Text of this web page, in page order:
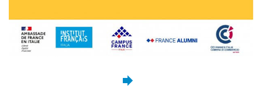
Come sostenere
I Vantaggi
I nostri luoghi
I nostri sostenitori